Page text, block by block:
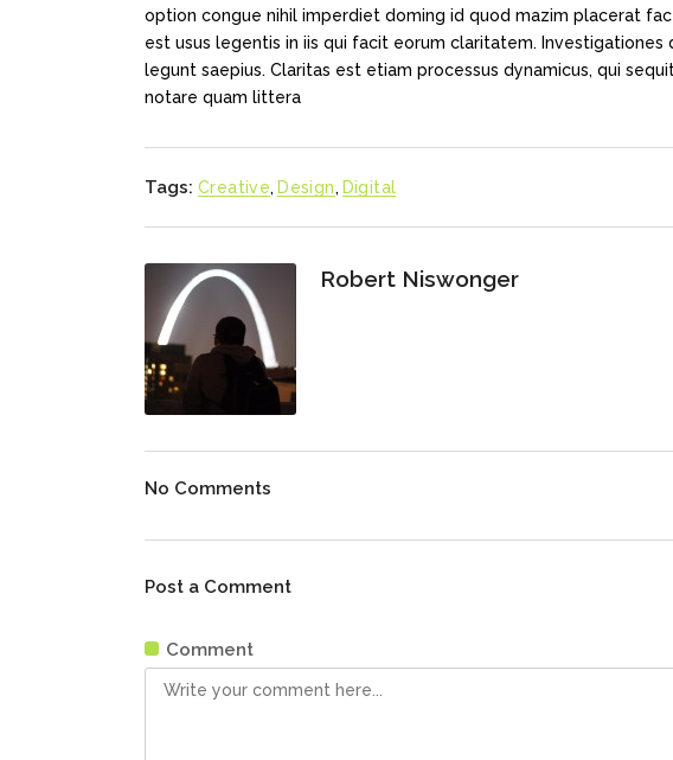
option congue nihil imperdiet doming id quod mazim placerat
est usus legentis in iis qui facit eorum claritatem.
legunt saepius. Claritas est etiam processus dynamicus, qui
notare quam littera
Tags: Creative, Design, Digital
Robert Niswonger
No Comments
Post a Comment
Comment